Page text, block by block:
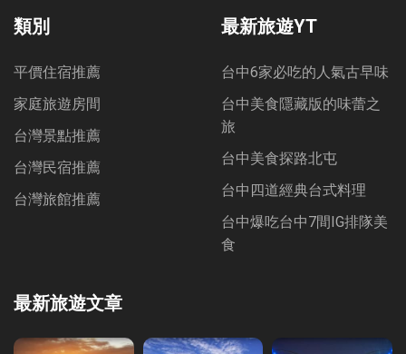
類別
平價住宿推薦
家庭旅遊房間
台灣景點推薦
台灣民宿推薦
台灣旅館推薦
最新旅遊文章
最新旅遊YT
台中6家必吃的人氣古早味
台中美食隱藏版的味蕾之
旅
台中美食探路北屯
台中四道經典台式料理
台中爆吃台中7間IG排隊美
食